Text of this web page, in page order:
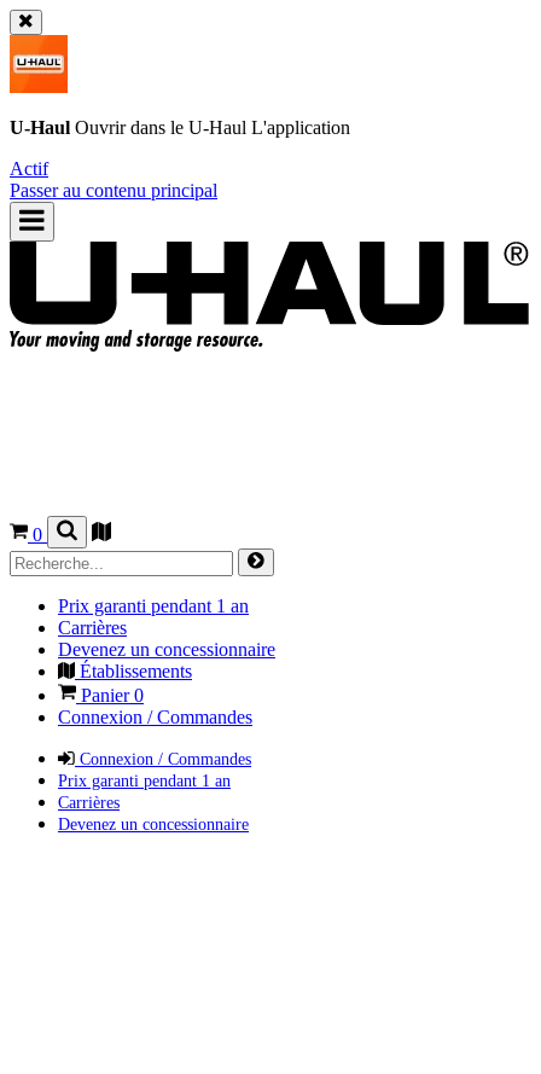
U-Haul Ouvrir dans le U-Haul L'application
Actif
Passer au contenu principal
0
Prix garanti pendant 1 an
Carrières
Devenez un concessionnaire
Établissements
Panier0
Connexion / Commandes
Connexion / Commandes
Prix garanti pendant 1 an
Carrières
Devenez un concessionnaire